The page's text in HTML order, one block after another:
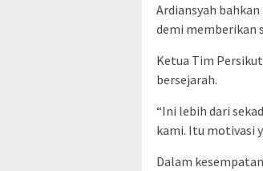
Ardiansyah
demi memberikan
Ketua Tim
bersejarah.
“Ini lebih dari
kami. Itu motivasi
Dalam